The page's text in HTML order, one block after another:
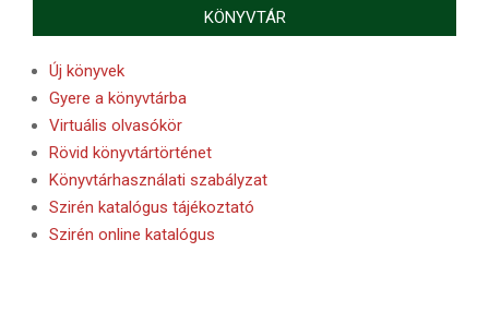
KÖNYVTÁR
Új könyvek
Gyere a könyvtárba
Virtuális olvasókör
Rövid könyvtártörténet
Könyvtárhasználati szabályzat
Szirén katalógus tájékoztató
Szirén online katalógus